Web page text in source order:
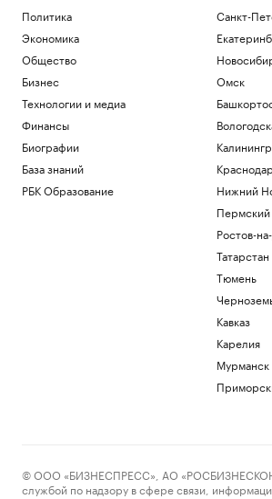
Политика
Экономика
Общество
Бизнес
Технологии и медиа
Финансы
Биографии
База знаний
РБК Образование
Санкт-
Омск
Нижний
Пермский
Ростов-
Татарстан
Тюмень
Кавказ
Карелия
Мурманск
© ООО «БИЗНЕСПРЕСС», АО
службой по надзору в сфере связи,